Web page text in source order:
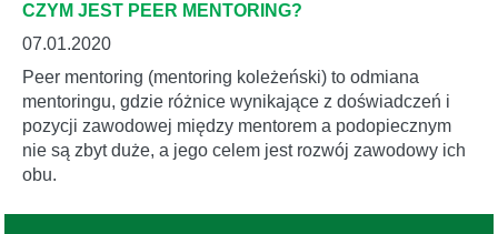
CZYM JEST PEER MENTORING?
07.01.2020
Peer mentoring (mentoring koleżeński) to odmiana
mentoringu, gdzie różnice wynikające z doświadczeń i
pozycji zawodowej między mentorem a podopiecznym
nie są zbyt duże, a jego celem jest rozwój zawodowy ich
obu.